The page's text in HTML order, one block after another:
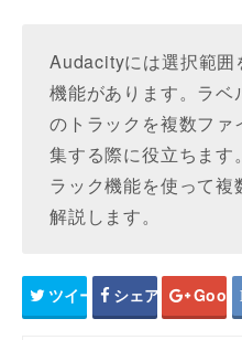
Audacityには選択範囲
機能があります。ラ
のトラックを複数フ
集する際に役立ちま
ラック機能を使って
解説します。
ツイート シェア